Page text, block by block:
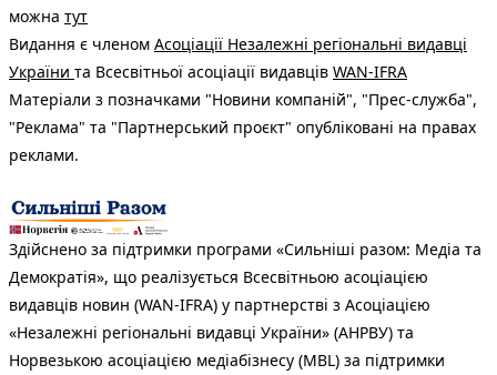
можна тут
Видання є членом Асоціації Незалежні регіональні видавці
України та Всесвітньої асоціації видавців WAN-IFRA
Матеріали з позначками "Новини компаній", "Прес-служба",
"Реклама" та "Партнерський проєкт" опубліковані на правах
реклами.
Здійснено за підтримки програми «Сильніші разом: Медіа та
Демократія», що реалізується Всесвітньою асоціацією
видавців новин (WAN-IFRA) у партнерстві з Асоціацією
«Незалежні регіональні видавці України» (АНРВУ) та
Норвезькою асоціацією медіабізнесу (MBL) за підтримки